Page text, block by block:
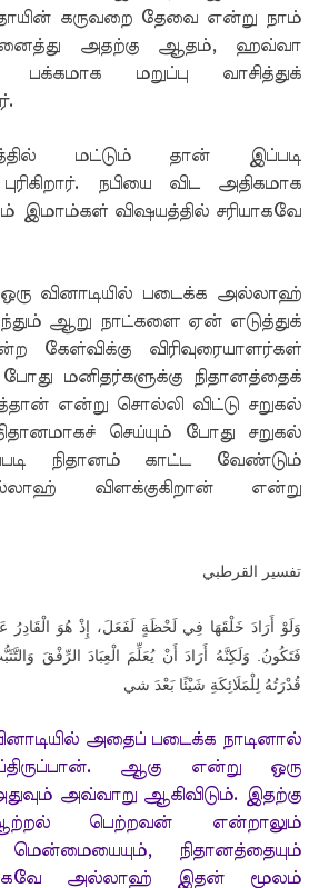
கருவறை தேவை என்று நாம்
அதற்கு ஆதம், ஹவ்வா
மறுப்பு வாசித்துக்
மட்டும் தான் இப்படி
நபியை விட அதிகமாக
இமாம்கள் விஷயத்தில் சரியாகவே
வினாடியில் படைக்க அல்லாஹ்
ஆறு நாட்களை ஏன் எடுத்துக்
விரிவுரையாளர்கள்
மனிதர்களுக்கு நிதானத்தைக்
என்று சொல்லி விட்டு சறுகல்
செய்யும் போது சறுகல்
நிதானம் காட்ட வேண்டும்
விளக்குகிறான் என்று
تفسير القرطبي
وَلَوْ أَرَادَ خَلْقَهَا فِي لَحْظَةٍ لَفَعَلَ، إِذْ هُوَ الْقَادِرُ
فَتَكُونُ. وَلَكِنَّهُ أَرَادَ أَنْ يُعَلِّمَ الْعِبَادَ الرِّفْقَ
قُدْرَتُهُ لِلْمَلَائِكَةِ شَيْئًا بَعْدَ شي
அதைப் படைக்க நாடினால்
ஆகு என்று ஒரு
அவ்வாறு ஆகிவிடும். இதற்கு
பெற்றவன் என்றாலும்
மென்மையையும், நிதானத்தையும்
அல்லாஹ் இதன் மூலம்